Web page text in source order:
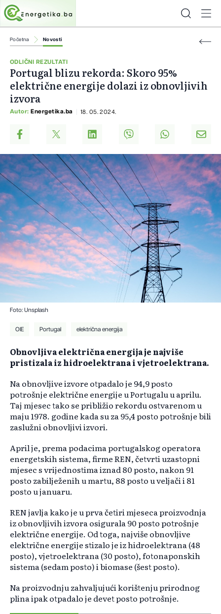
Početna Novosti
ODLIČNI REZULTATI
Portugal blizu rekorda: Skoro 95%
električne energije dolazi iz obnovljivih
izvora
Autor: Energetika.ba 18. 05. 2024.
Foto: Unsplash
OIE Portugal električna energija
Obnovljiva električna energija je najviše
pristizala iz hidroelektrana i vjetroelektrana.
Na obnovljive izvore otpadalo je 94,9 posto
potrošnje električne energije u Portugalu u aprilu.
Taj mjesec tako se približio rekordu ostvarenom u
maju 1978. godine kada su za 95,4 posto potrošnje bili
zaslužni obnovljivi izvori.
April je, prema podacima portugalskog operatora
energetskih sistema, firme REN, četvrti uzastopni
mjesec s vrijednostima iznad 80 posto, nakon 91
posto zabilježenih u martu, 88 posto u veljači i 81
posto u januaru.
REN javlja kako je u prva četiri mjeseca proizvodnja
iz obnovljivih izvora osigurala 90 posto potrošnje
električne energije. Od toga, najviše obnovljive
električne energije stizalo je iz hidroelektrana (48
posto), vjetroelektrana (30 posto), fotonaponskih
sistema (sedam posto) i biomase (šest posto).
Na proizvodnju zahvaljujući korištenju prirodnog
plina ipak otpadalo je devet posto potrošnje.